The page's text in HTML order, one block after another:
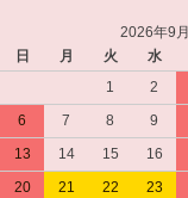
2026年9月
日
月 火 水
1
2
6
7 8 9
13
14 15 16
20
21 22 23